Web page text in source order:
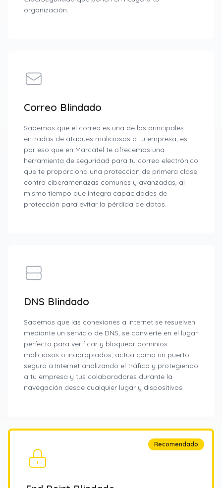
organización.
Correo Blindado
Sabemos que el correo es una de las principales
entradas de ataques maliciosos a tu empresa, es
por eso que en Marcatel te ofrecemos una
herramienta de seguridad para tu correo electrónico
que te proporciona una protección de primera clase
contra ciberamenazas comunes y avanzadas, al
mismo tiempo que integra capacidades de
protección para evitar la pérdida de datos.
DNS Blindado
Sabemos que las conexiones a Internet se resuelven
mediante un servicio de DNS, se convierte en el lugar
perfecto para verificar y bloquear dominios
maliciosos o inapropiados, actúa como un puerto
seguro a Internet analizando el tráfico y protegiendo
a tu empresa y tus colaboradores durante la
navegación desde cualquier lugar y dispositivos.
Recomendado